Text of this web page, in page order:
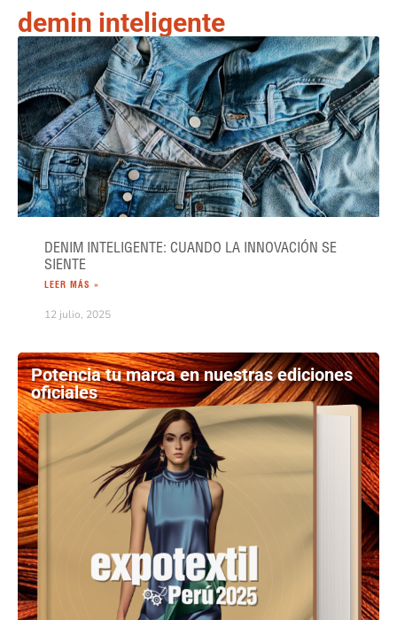
demin inteligente
DENIM INTELIGENTE: CUANDO LA INNOVACIÓN SE
SIENTE
LEER MÁS »
12 julio, 2025
Potencia tu marca en nuestras ediciones
oficiales